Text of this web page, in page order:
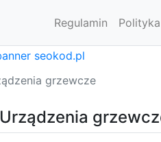
Regulamin
grzewcze